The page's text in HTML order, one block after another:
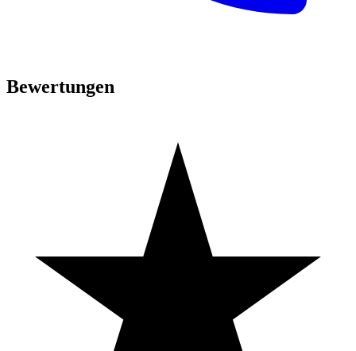
Bewertungen